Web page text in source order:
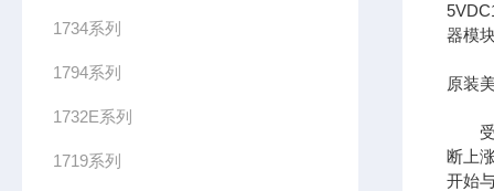
1734系列
1794系列
1732E系列
1719系列
器模
原装
受到
断上
开始